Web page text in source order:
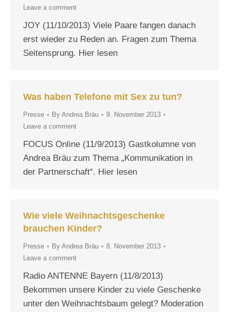
Leave a comment
JOY (11/10/2013) Viele Paare fangen danach
erst wieder zu Reden an. Fragen zum Thema
Seitensprung. Hier lesen
Was haben Telefone mit Sex zu tun?
Presse By Andrea Bräu
9. November 2013
Leave a comment
FOCUS Online (11/9/2013) Gastkolumne von
Andrea Bräu zum Thema „Kommunikation in
der Partnerschaft“. Hier lesen
Wie viele Weihnachtsgeschenke
brauchen Kinder?
Presse By Andrea Bräu
8. November 2013
Leave a comment
Radio ANTENNE Bayern (11/8/2013)
Bekommen unsere Kinder zu viele Geschenke
unter den Weihnachtsbaum gelegt? Moderation